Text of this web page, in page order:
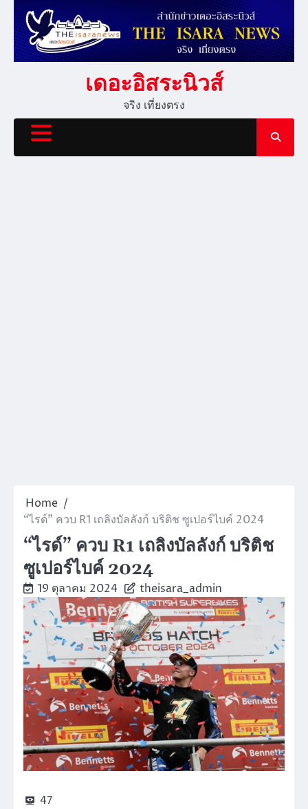
content
เดอะอิสระนิวส์
จริง เที่ยงตรง
Home
“ไรด์” ควบ R1 เถลิงบัลลังก์ บริติช ซูเปอร์ไบค์ 2024
“ไรด์” ควบ R1 เถลิงบัลลังก์ บริติช
ซูเปอร์ไบค์ 2024
19 ตุลาคม 2024 theisara_admin
47